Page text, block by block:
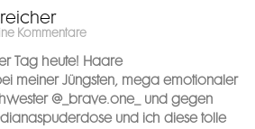
Kommentare
Tag heute! Haare
meiner Jüngsten, mega emotionaler
@_brave.one_ und gegen
und ich diese tolle